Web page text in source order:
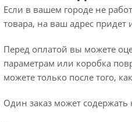
Если в вашем городе не
товара, на ваш адрес
Перед оплатой вы можете
параметрам или коробка
можете только после того,
Один заказ может